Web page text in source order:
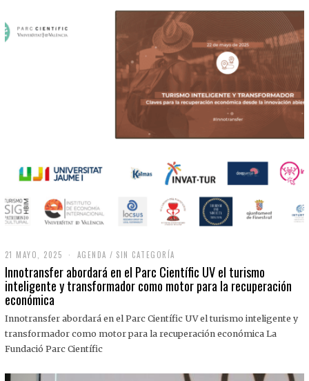
21 MAYO, 2025
M
A
Y
,
0
2
AGENDA / SIN CATEGORÍA
Innotransfer abordará en el Parc Científic UV el turismo
inteligente y transformador como motor para la recuperación
económica
Innotransfer abordará en el Parc Científic UV el turismo inteligente y
transformador como motor para la recuperación económica La
Fundació Parc Científic